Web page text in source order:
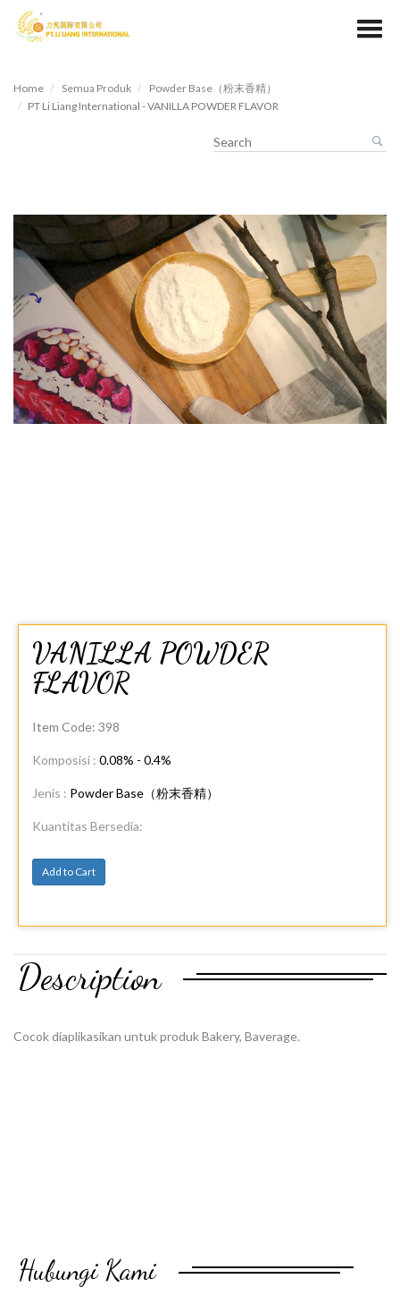
Home Semua Produk
Powder Base（粉末香精）
PT Li Liang International - VANILLA POWDER FLAVOR
VANILLA POWDER
FLAVOR
Item Code: 398
Komposisi : 0.08% - 0.4%
Jenis : Powder Base（粉末香精）
Kuantitas Bersedia:
Add to Cart
Description
Cocok diaplikasikan untuk produk Bakery, Baverage.
Hubungi Kami